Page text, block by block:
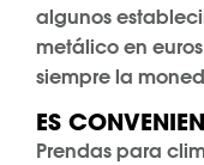
algunos
metálico en
siempre la
ES
Prendas para